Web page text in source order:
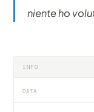
niente ho
INFO
DATA